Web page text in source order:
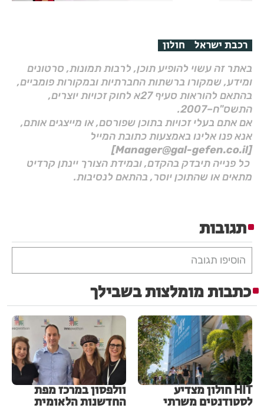
רכבת ישראל חולון
באתר זה עשוי להופיע תוכן, לרבות תמונות, סרטונים
ומידע, שמקורו ברשתות החברתיות ובמקורות פומביים,
בהתאם להוראות סעיף 27א לחוק זכויות יוצרים,
התשס"ח–2007.
אם אתם בעלי זכויות בתוכן שפורסם, או מייצגים אותם,
אנא פנו אלינו באמצעות כתובת המייל
[Manager@gal-gefen.co.il]
כל פנייה תיבדק בהקדם, ובמידת הצורך יינתן קרדיט
מתאים או שהתוכן יוסר, בהתאם לנסיבות.
תגובות
הוסיפו תגובה
כתבות מומלצות בשבילך
HIT חולון מצדיע
לסטודנטים משרתי
וולפסון במרכז מפת
החדשנות הלאומית